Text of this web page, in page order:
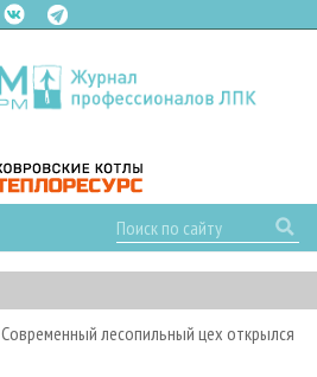
Современный лесопильный цех открылся